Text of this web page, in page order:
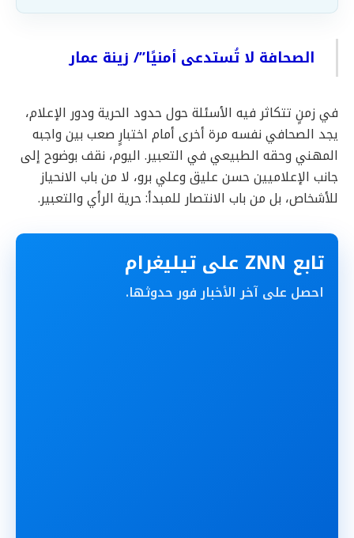
الصحافة لا تُستدعى أمنيًا”/ زينة عمار
في زمنٍ تتكاثر فيه الأسئلة حول حدود الحرية ودور الإعلام،
يجد الصحافي نفسه مرة أخرى أمام اختبارٍ صعب بين واجبه
المهني وحقه الطبيعي في التعبير. اليوم، نقف بوضوح إلى
جانب الإعلاميين حسن عليق وعلي برو، لا من باب الانحياز
للأشخاص، بل من باب الانتصار للمبدأ: حرية الرأي والتعبير.
تابع ZNN على تيليغرام
احصل على آخر الأخبار فور حدوثها.